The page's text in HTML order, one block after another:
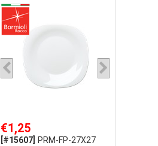
€1,25
[#15607]
PRM-FP-27X27